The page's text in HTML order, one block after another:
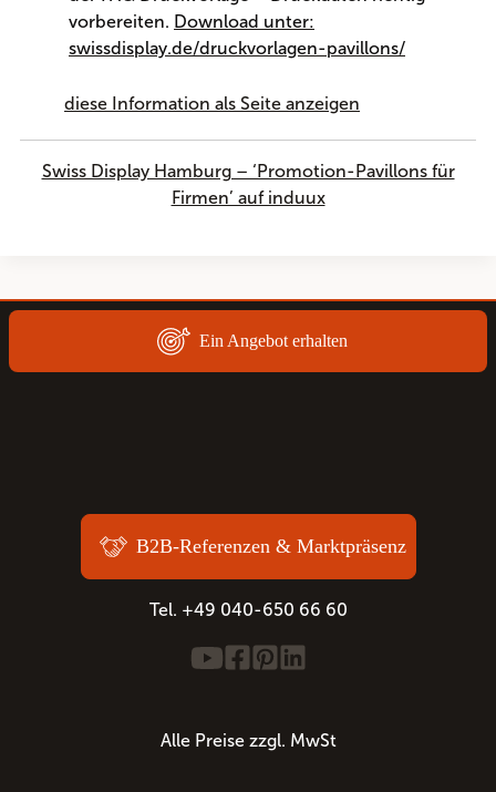
vorbereiten. Download unter:
swissdisplay.de/druckvorlagen-pavillons/
diese Information als Seite anzeigen
Swiss Display Hamburg – ‘Promotion-Pavillons für
Firmen’ auf induux
Ein Angebot erhalten
B2B-Referenzen & Marktpräsenz
Tel. +49 040-650 66 60
Alle Preise zzgl. MwSt